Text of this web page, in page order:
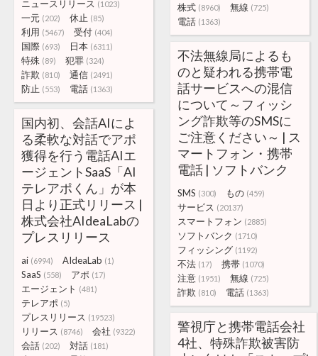
ニュースリリース (1023)
一元 (202) 休止 (85)
利用 (5467) 受付 (404)
国際 (693) 日本 (6311)
特殊 (89) 犯罪 (324)
詐欺 (810) 通信 (2491)
防止 (553) 電話 (1363)
株式 (8960) 無線 (725)
電話 (1363)
不法無線局によるも
のと疑われる携帯電
話サービスへの混信
について～フィッシ
ング詐欺等のSMSに
ご注意ください～ | ス
マートフォン・携帯
電話 | ソフトバンク
SMS (300) もの (459)
サービス (20137)
スマートフォン (2885)
ソフトバンク (1710)
フィッシング (1192)
不法 (17) 携帯 (1070)
注意 (1951) 無線 (725)
詐欺 (810) 電話 (1363)
国内初、会話AIによ
る柔軟な対話でアポ
獲得を行う電話AIエ
ージェントSaaS「AI
テレアポくん」が本
日より正式リリース |
株式会社AIdeaLabの
プレスリリース
ai (6994) AIdeaLab (1)
SaaS (558) アポ (17)
エージェント (481)
テレアポ (5)
プレスリリース (19523)
リリース (8746) 会社 (9322)
会話 (202) 対話 (181)
警視庁と携帯電話会社
4社、特殊詐欺被害防